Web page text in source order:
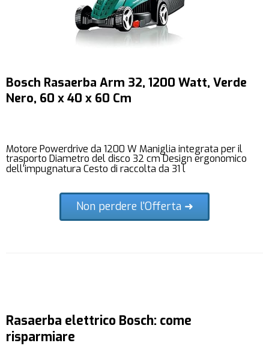
Bosch Rasaerba Arm 32, 1200 Watt, Verde
Nero, 60 x 40 x 60 Cm
Motore Powerdrive da 1200 W Maniglia integrata per il
trasporto Diametro del disco 32 cm Design ergonomico
dell'impugnatura Cesto di raccolta da 31 l
Non perdere l'Offerta ➜
Rasaerba elettrico Bosch: come
risparmiare